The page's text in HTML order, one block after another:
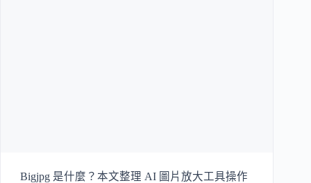
Bigjpg 是什麼？本文整理 AI 圖片放大工具操作